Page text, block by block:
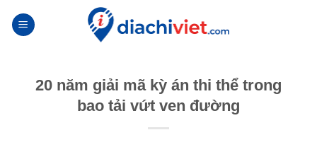
20 năm giải mã kỳ án thi thể trong
bao tải vứt ven đường